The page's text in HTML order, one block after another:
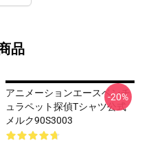
品
アニメーションエースベンチ
ュラペット探偵Tシャツ公式
メルク90S3003
-20%